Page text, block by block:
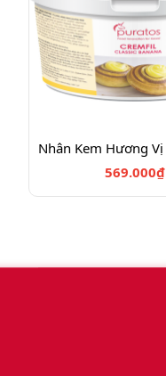
569.000₫